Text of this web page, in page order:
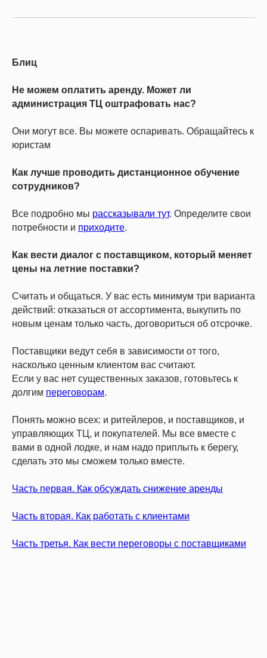
Блиц
Не можем оплатить аренду. Может ли
администрация ТЦ оштрафовать нас?
Они могут все. Вы можете оспаривать. Обращайтесь к
юристам
Как лучше проводить дистанционное обучение
сотрудников?
Все подробно мы рассказывали тут. Определите свои
потребности и приходите.
Как вести диалог с поставщиком, который меняет
цены на летние поставки?
Считать и общаться. У вас есть минимум три варианта
действий: отказаться от ассортимента, выкупить по
новым ценам только часть, договориться об отсрочке.
Поставщики ведут себя в зависимости от того,
насколько ценным клиентом вас считают.
Если у вас нет существенных заказов, готовьтесь к
долгим переговорам.
Понять можно всех: и ритейлеров, и поставщиков, и
управляющих ТЦ, и покупателей. Мы все вместе с
вами в одной лодке, и нам надо приплыть к берегу,
сделать это мы сможем только вместе.
Часть первая. Как обсуждать снижение аренды
Часть вторая. Как работать с клиентами
Часть третья. Как вести переговоры с поставщиками